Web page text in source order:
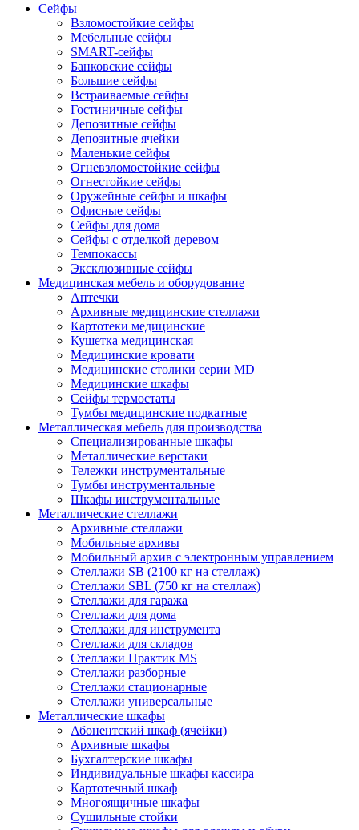
Сейфы
Взломостойкие сейфы
Мебельные сейфы
SMART-сейфы
Банковские сейфы
Большие сейфы
Встраиваемые сейфы
Гостиничные сейфы
Депозитные сейфы
Депозитные ячейки
Маленькие сейфы
Огневзломостойкие сейфы
Огнестойкие сейфы
Оружейные сейфы и шкафы
Офисные сейфы
Сейфы для дома
Сейфы с отделкой деревом
Темпокассы
Эксклюзивные сейфы
Медицинская мебель и оборудование
Аптечки
Архивные медицинские стеллажи
Картотеки медицинские
Кушетка медицинская
Медицинские кровати
Медицинские столики серии MD
Медицинские шкафы
Сейфы термостаты
Тумбы медицинские подкатные
Металлическая мебель для производства
Cпециализированные шкафы
Металлические верстаки
Тележки инструментальные
Тумбы инструментальные
Шкафы инструментальные
Металлические стеллажи
Архивные стеллажи
Мобильные архивы
Мобильный архив с электронным управлением
Стеллажи SB (2100 кг на стеллаж)
Стеллажи SBL (750 кг на стеллаж)
Стеллажи для гаража
Стеллажи для дома
Стеллажи для инструмента
Стеллажи для складов
Стеллажи Практик MS
Стеллажи разборные
Стеллажи стационарные
Стеллажи универсальные
Металлические шкафы
Абонентский шкаф (ячейки)
Архивные шкафы
Бухгалтерские шкафы
Индивидуальные шкафы кассира
Картотечный шкаф
Многоящичные шкафы
Сушильные стойки